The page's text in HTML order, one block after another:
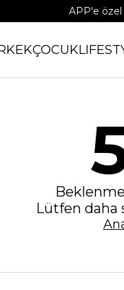
APP'e özel
ÇOCUK
Lütfen daha